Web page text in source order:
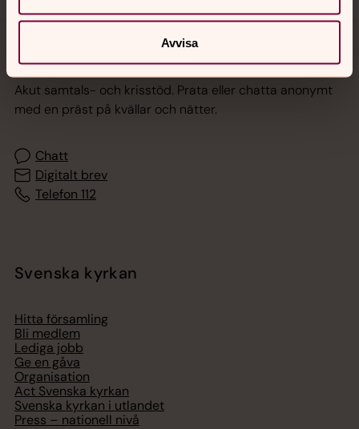
Avvisa
Akut samtals- och krisstöd. Prata eller chatta anonymt
med en präst på kvällar och nätter.
Chatt
Digitalt brev
Telefon 112
Svenska kyrkan
Hitta församling
Bli medlem
Lediga jobb
Ge en gåva
Organisation
Act Svenska kyrkan
Svenska kyrkan i utlandet
Press – nationell nivå